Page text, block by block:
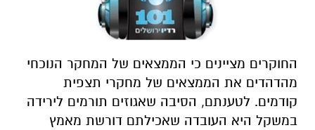
החוקרים מציינים כי הממצאים של המחקר הנוכחי
מהדהדים את הממצאים של מחקרי תצפית
קודמים. לטענתם, הסיבה שאגוזים תורמים לירידה
במשקל היא העובדה שאכילתם דורשת מאמץ